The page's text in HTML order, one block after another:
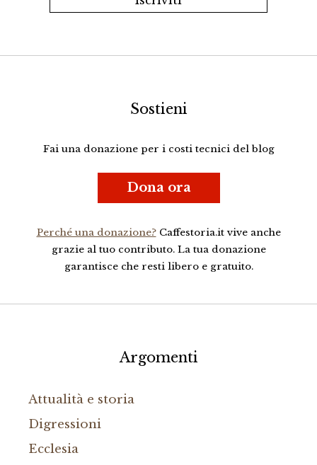
Sostieni
Fai una donazione per i costi tecnici del blog
Dona ora
Perché una donazione?Caffestoria.it vive anche
grazie al tuo contributo. La tua donazione
garantisce che resti libero e gratuito.
Argomenti
Attualità e storia
Digressioni
Ecclesia